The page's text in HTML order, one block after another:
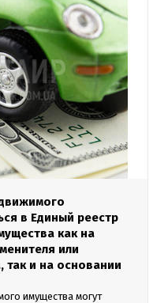
в Единый реестр
как на
или
так и на основании
имущества могут